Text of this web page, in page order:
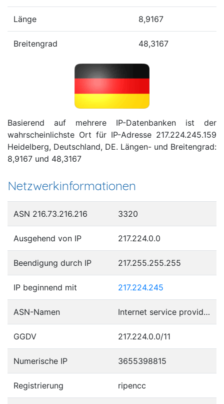
Länge 8,9167
Breitengrad 48,3167
Basierend auf mehrere IP-Datenbanken ist der
wahrscheinlichste Ort für IP-Adresse 217.224.245.159
Heidelberg, Deutschland, DE. Längen- und Breitengrad:
8,9167 und 48,3167
Netzwerkinformationen
ASN 216.73.216.216 3320
Ausgehend von IP 217.224.0.0
Beendigung durch IP 217.255.255.255
IP beginnend mit 217.224.245
ASN-Namen Internet service provider operations
GGDV 217.224.0.0/11
Numerische IP 3655398815
Registrierung ripencc